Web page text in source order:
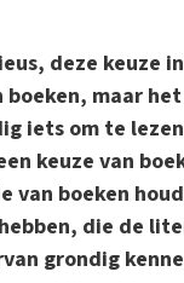
deze keuze
boeken, maar
iets om te
keuze van
van boeken
die de
grondig